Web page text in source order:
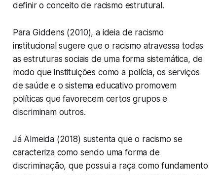
definir o conceito de racismo estrutural.
Para Giddens (2010), a ideia de racismo
institucional sugere que o racismo atravessa todas
as estruturas sociais de uma forma sistemática, de
modo que instituições como a polícia, os serviços
de saúde e o sistema educativo promovem
políticas que favorecem certos grupos e
discriminam outros.
Já Almeida (2018) sustenta que o racismo se
caracteriza como sendo uma forma de
discriminação, que possui a raça como fundamento